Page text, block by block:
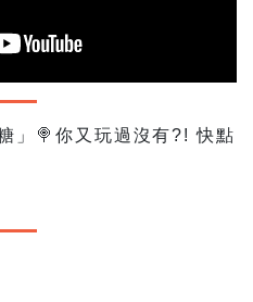
」🍭你又玩過沒有?! 快點